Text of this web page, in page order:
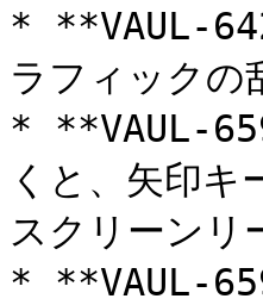
* **VAUL-
ラフィックの
* **VAUL-
くと、矢印キ
スクリーンリ
* **VAUL-